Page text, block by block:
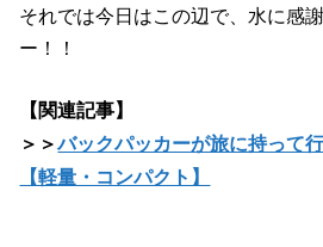
それでは今日はこの辺で、水に感
ー！！
【関連記事】
＞＞バックパッカーが旅に持って
【軽量・コンパクト】